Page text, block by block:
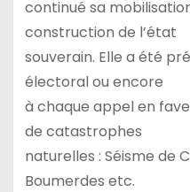
continué sa
construction de l’état
souverain. Elle a été
électoral ou encore
à chaque appel en
de catastrophes
naturelles : Séisme de
Boumerdes etc.